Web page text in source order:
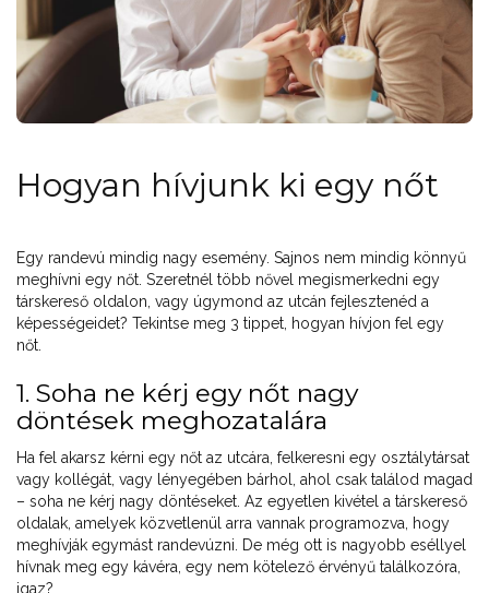
Hogyan hívjunk ki egy nőt
Egy randevú mindig nagy esemény. Sajnos nem mindig könnyű
meghívni egy nőt. Szeretnél több nővel megismerkedni egy
társkereső oldalon, vagy úgymond az utcán fejlesztenéd a
képességeidet? Tekintse meg 3 tippet, hogyan hívjon fel egy
nőt.
1. Soha ne kérj egy nőt nagy
döntések meghozatalára
Ha fel akarsz kérni egy nőt az utcára, felkeresni egy osztálytársat
vagy kollégát, vagy lényegében bárhol, ahol csak találod magad
– soha ne kérj nagy döntéseket. Az egyetlen kivétel a társkereső
oldalak, amelyek közvetlenül arra vannak programozva, hogy
meghívják egymást randevúzni. De még ott is nagyobb eséllyel
hívnak meg egy kávéra, egy nem kötelező érvényű találkozóra,
igaz?